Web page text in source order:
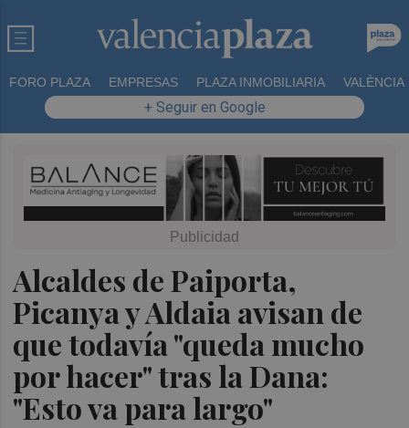
FORO PLAZA EMPRESAS PLAZA INMOBILIARIA VALÈNCIA
+ Seguir en Google
Alcaldes de Paiporta,
Picanya y Aldaia avisan de
que todavía "queda mucho
por hacer" tras la Dana:
"Esto va para largo"